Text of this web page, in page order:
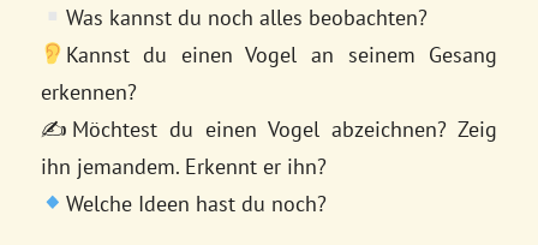
Was kannst du noch alles beobachten?
Kannst du einen Vogel an seinem Gesang
erkennen?
✍️Möchtest du einen Vogel abzeichnen? Zeig
ihn jemandem. Erkennt er ihn?
Welche Ideen hast du noch?